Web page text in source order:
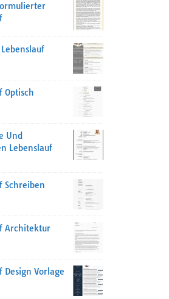
Optisch
Und
Lebenslauf
Schreiben
Architektur
Design Vorlage